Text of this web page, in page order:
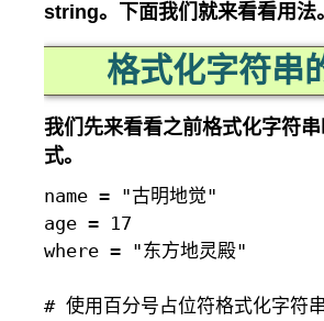
string。下面我们就来看看用法。
格式化字符串
我们先来看看之前格式化字符
式。
name = "古明地觉"
age = 17
where = "东方地灵殿"
# 使用百分号占位符格式化字符